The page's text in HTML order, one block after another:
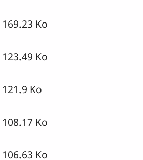
169.23 Ko
123.49 Ko
121.9 Ko
108.17 Ko
106.63 Ko